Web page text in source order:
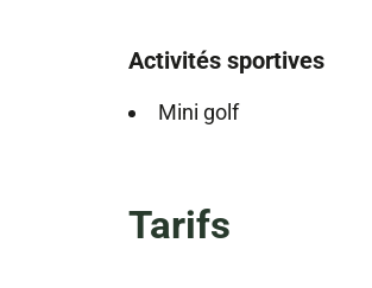
Activités sportives
Mini golf
Tarifs